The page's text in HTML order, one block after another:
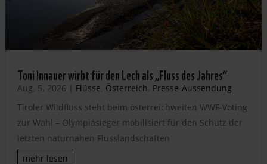
Toni Innauer wirbt für den Lech als „Fluss des Jahres“
Aug. 5, 2026 | Flüsse, Österreich, Presse-Aussendung
Tiroler Wildfluss steht beim österreichweiten WWF-Voting
zur Wahl – Olympiasieger mobilisiert für den Schutz der
letzten naturnahen Flusslandschaften
mehr lesen